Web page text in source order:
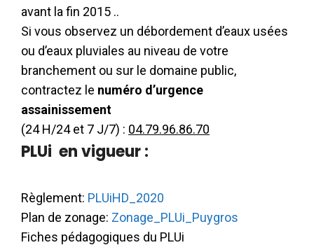
avant la fin 2015 ..
Si vous observez un débordement d’eaux usées
ou d’eaux pluviales au niveau de votre
branchement ou sur le domaine public,
contractez le numéro d’urgence
assainissement
(24 H/24 et 7 J/7) : 04.79.96.86.70
PLUi en vigueur :
Règlement: PLUiHD_2020
Plan de zonage: Zonage_PLUi_Puygros
Fiches pédagogiques du PLUi